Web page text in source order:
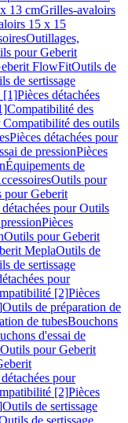
13 cmGrilles-avaloirs
15 x 15
Outillages,
pour Geberit
FlowFitOutils de
de sertissage
[1]Pièces détachées
Compatibilité des
Compatibilité des outils
Pièces détachées pour
de pressionPièces
Équipements de
Outils pour
pour Geberit
détachées pour Outils
Pièces
Outils pour Geberit
MeplaOutils de
de sertissage
pour
[2]Pièces
Outils de préparation de
de tubesBouchons
d'essai de
Outils pour Geberit
pour
[2]Pièces
Outils de sertissage
de sertissage